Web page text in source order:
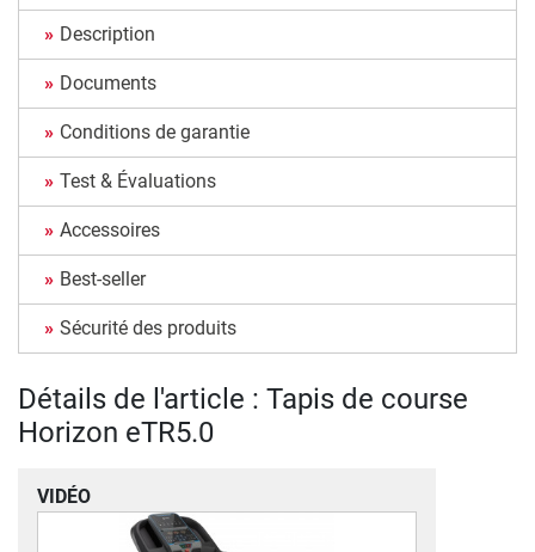
Description
Documents
Conditions de garantie
Test & Évaluations
Accessoires
Best-seller
Sécurité des produits
Détails de l'article : Tapis de course
Horizon eTR5.0
VIDÉO